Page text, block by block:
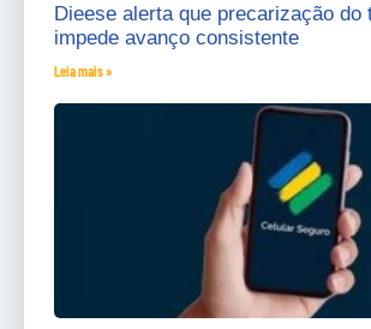
Dieese alerta que precarização do
impede avanço consistente
Leia mais »